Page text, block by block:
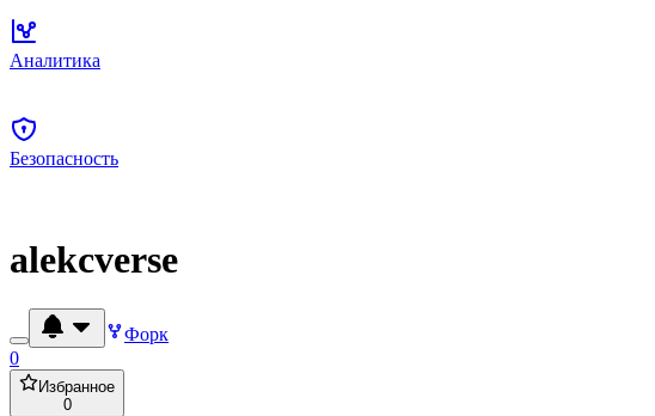
Аналитика
Безопасность
alekcverse
Форк
0
Избранное
0